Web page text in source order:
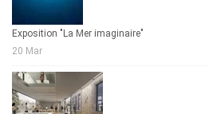
Exposition "La Mer imaginaire"
20 Mar